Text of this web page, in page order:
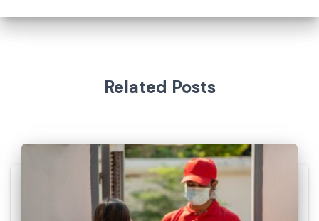
Related Posts